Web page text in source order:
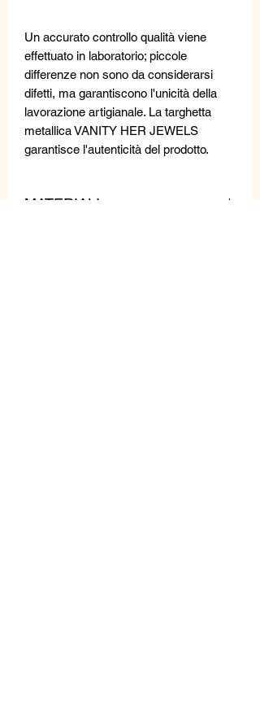
Un accurato controllo qualità viene
effettuato in laboratorio; piccole
differenze non sono da considerarsi
difetti, ma garantiscono l'unicità della
lavorazione artigianale. La targhetta
metallica VANITY HER JEWELS
garantisce l'autenticità del prodotto.
MATERIALI